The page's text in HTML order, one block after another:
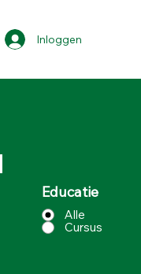
Inloggen
Educatie
Alle
Cursus